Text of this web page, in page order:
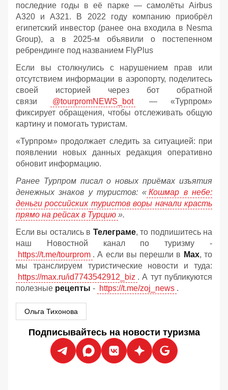
последние годы в её парке — самолёты Airbus
A320 и A321. В 2022 году компанию приобрёл
египетский инвестор (ранее она входила в Nesma
Group), а в 2025-м объявили о постепенном
ребрендинге под названием FlyPlus
Если вы столкнулись с нарушением прав или
отсутствием информации в аэропорту, поделитесь
своей историей через бот обратной
связи
@tourpromNEWS_bot
— «Турпром»
фиксирует обращения, чтобы отслеживать общую
картину и помогать туристам.
«Турпром» продолжает следить за ситуацией: при
появлении новых данных редакция оперативно
обновит информацию.
Ранее Турпром писал о новых приёмах изъятия
денежных знаков у туристов: « Кошмар в небе:
деньги российских туристов воры начали красть
прямо на рейсах в Турцию ».
Если вы остались в Телеграме, то подпишитесь на
наш Новостной канал по туризму -
https://t.me/tourprom . А если вы перешли в Мах, то
мы транслируем туристические новости и туда:
https://max.ru/id7743542912_biz . А тут публикуются
полезные рецепты - https://t.me/zoj_news .
Ольга Тихонова
Подписывайтесь на новости туризма